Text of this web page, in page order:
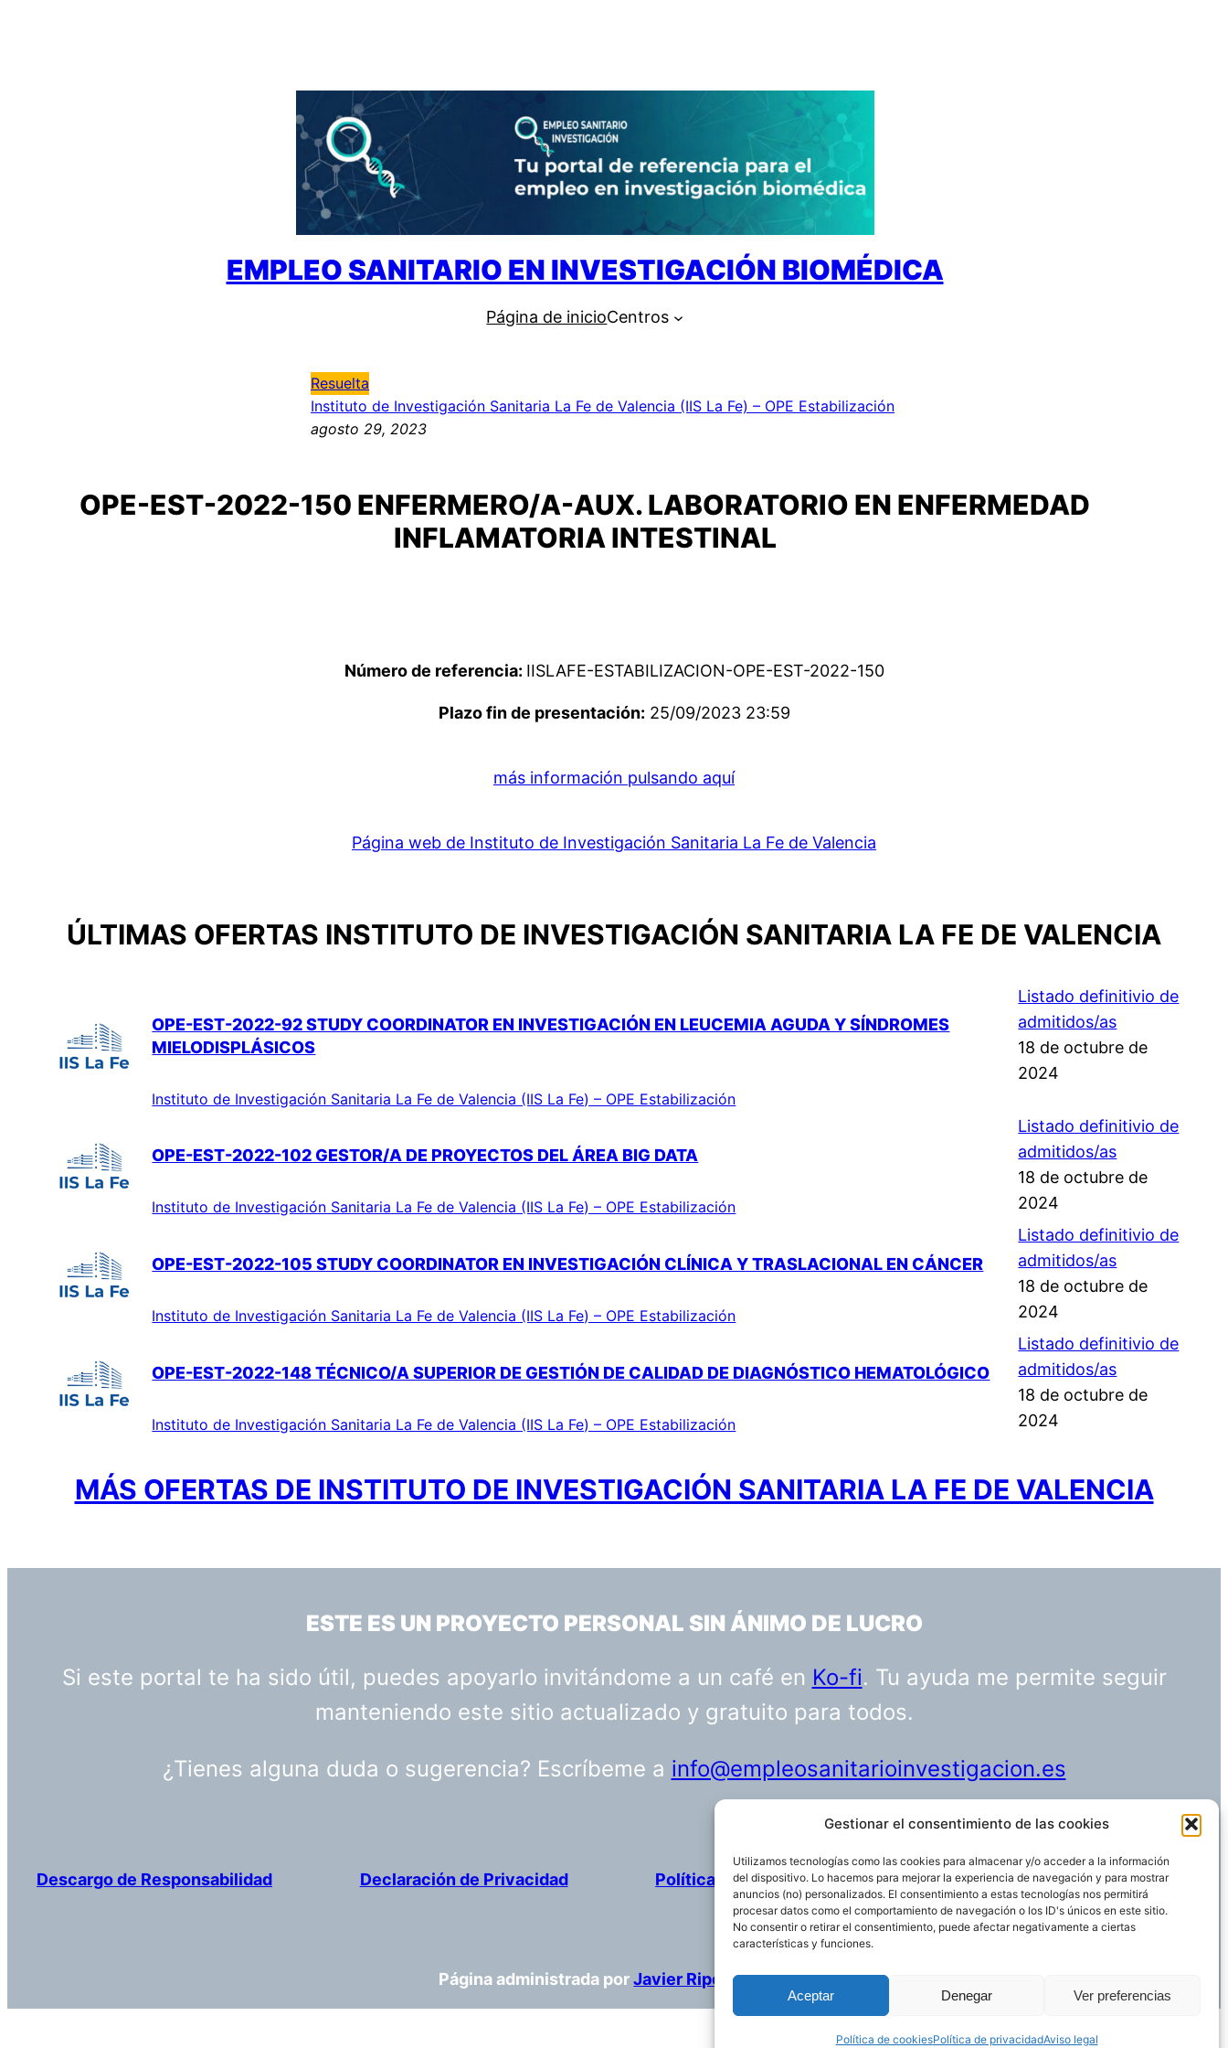
Gestionar el consentimiento de las cookies
Utilizamos tecnologías como las cookies para almacenar y/o acceder a la información
del dispositivo. Lo hacemos para mejorar la experiencia de navegación y para mostrar
anuncios (no) personalizados. El consentimiento a estas tecnologías nos permitirá
procesar datos como el comportamiento de navegación o los ID's únicos en este sitio.
No consentir o retirar el consentimiento, puede afectar negativamente a ciertas
características y funciones.
Aceptar Denegar Ver preferencias
Política de cookiesPolítica de privacidadAviso legal
EMPLEO SANITARIO EN INVESTIGACIÓN BIOMÉDICA
Página de inicioCentros
Resuelta
Instituto de Investigación Sanitaria La Fe de Valencia (IIS La Fe) – OPE Estabilización
agosto 29, 2023
OPE-EST-2022-150 ENFERMERO/A-AUX. LABORATORIO EN ENFERMEDAD
INFLAMATORIA INTESTINAL
Número de referencia: IISLAFE-ESTABILIZACION-OPE-EST-2022-150
Plazo fin de presentación: 25/09/2023 23:59
más información pulsando aquí
Página web de Instituto de Investigación Sanitaria La Fe de Valencia
ÚLTIMAS OFERTAS INSTITUTO DE INVESTIGACIÓN SANITARIA LA FE DE VALENCIA
OPE-EST-2022-92 STUDY COORDINATOR EN INVESTIGACIÓN EN LEUCEMIA AGUDA Y SÍNDROMES
MIELODISPLÁSICOS
Instituto de Investigación Sanitaria La Fe de Valencia (IIS La Fe) – OPE Estabilización
Listado definitivio de
admitidos/as
18 de octubre de
2024
OPE-EST-2022-102 GESTOR/A DE PROYECTOS DEL ÁREA BIG DATA
Instituto de Investigación Sanitaria La Fe de Valencia (IIS La Fe) – OPE Estabilización
Listado definitivio de
admitidos/as
18 de octubre de
2024
OPE-EST-2022-105 STUDY COORDINATOR EN INVESTIGACIÓN CLÍNICA Y TRASLACIONAL EN CÁNCER
Instituto de Investigación Sanitaria La Fe de Valencia (IIS La Fe) – OPE Estabilización
Listado definitivio de
admitidos/as
18 de octubre de
2024
OPE-EST-2022-148 TÉCNICO/A SUPERIOR DE GESTIÓN DE CALIDAD DE DIAGNÓSTICO HEMATOLÓGICO
Instituto de Investigación Sanitaria La Fe de Valencia (IIS La Fe) – OPE Estabilización
Listado definitivio de
admitidos/as
18 de octubre de
2024
MÁS OFERTAS DE INSTITUTO DE INVESTIGACIÓN SANITARIA LA FE DE VALENCIA
ESTE ES UN PROYECTO PERSONAL SIN ÁNIMO DE LUCRO
Si este portal te ha sido útil, puedes apoyarlo invitándome a un café en Ko-fi. Tu ayuda me permite seguir
manteniendo este sitio actualizado y gratuito para todos.
¿Tienes alguna duda o sugerencia? Escríbeme a info@empleosanitarioinvestigacion.es
Descargo de Responsabilidad Declaración de Privacidad Política de cookies Funciona gracias aWordPress
Página administrada porJavier Ripoll